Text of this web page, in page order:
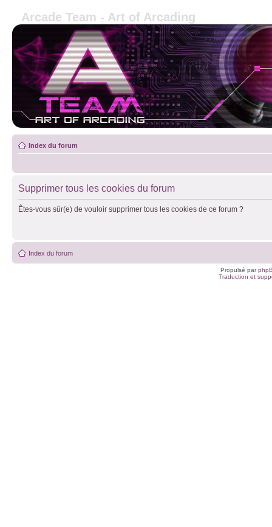
Arcade Team - Art of Arcading
Index du forum
Supprimer tous les cookies du forum
Êtes-vous sûr(e) de vouloir supprimer tous les cookies de ce forum ?
Index du forum
Propulsé par
Traduction et